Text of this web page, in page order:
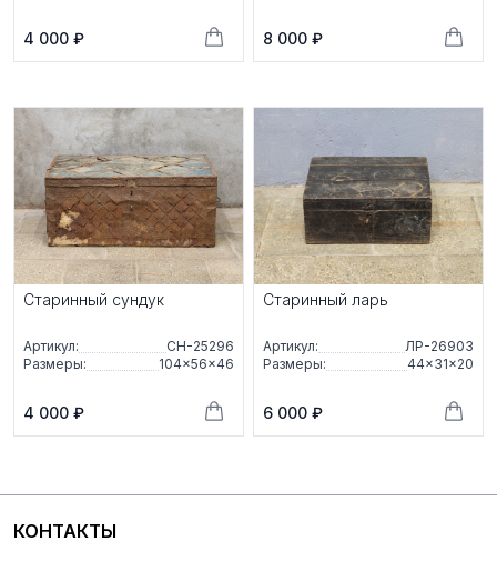
4 000 ₽ 8 000 ₽
Старинный сундук
Артикул:
СН-25296
Размеры:
104×56×46
4 000 ₽
Старинный ларь
Артикул:
ЛР-26903
Размеры:
44×31×20
6 000 ₽
КОНТАКТЫ